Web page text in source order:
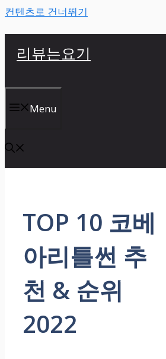
컨텐츠로 건너뛰기
리뷰는요기
Menu
TOP 10 코베
아리틀썬 추
천 & 순위
2022